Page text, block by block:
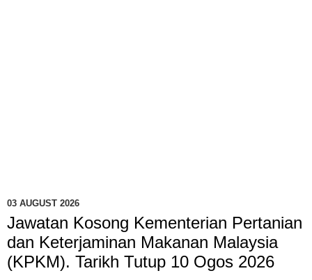
03 AUGUST 2026
Jawatan Kosong Kementerian Pertanian
dan Keterjaminan Makanan Malaysia
(KPKM). Tarikh Tutup 10 Ogos 2026